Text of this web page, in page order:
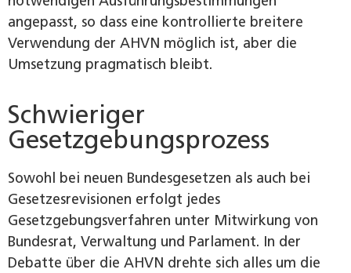
angepasst, so dass eine kontrollierte breitere
Verwendung der AHVN möglich ist, aber die
Umsetzung pragmatisch bleibt.
Schwieriger
Gesetzgebungsprozess
Sowohl bei neuen Bundesgesetzen als auch bei
Gesetzesrevisionen erfolgt jedes
Gesetzgebungsverfahren unter Mitwirkung von
Bundesrat, Verwaltung und Parlament. In der
Debatte über die AHVN drehte sich alles um die